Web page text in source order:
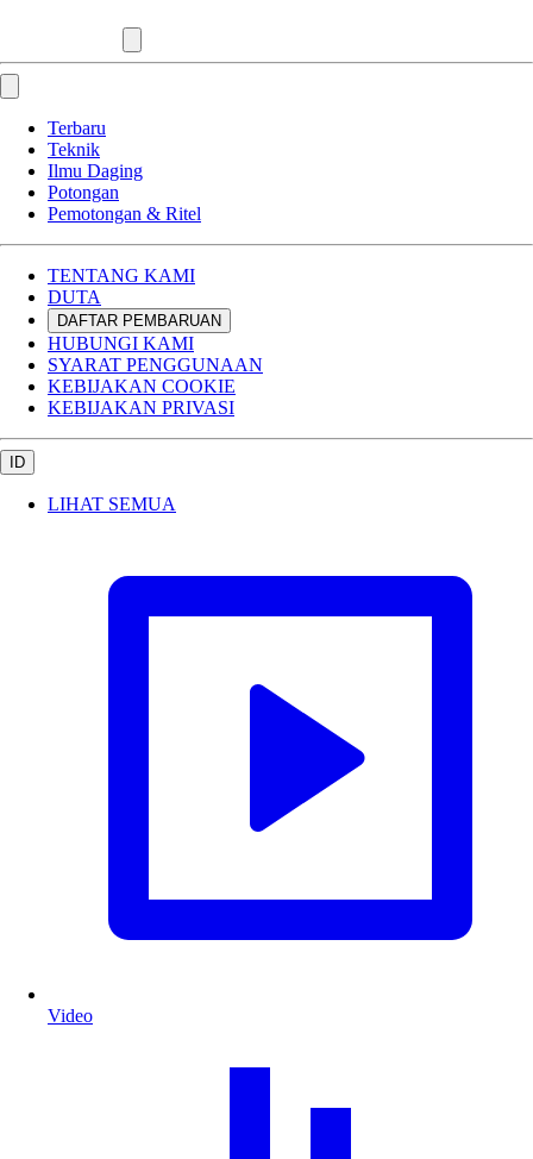
Terbaru
Teknik
Ilmu Daging
Potongan
Pemotongan & Ritel
TENTANG KAMI
DUTA
DAFTAR PEMBARUAN
HUBUNGI KAMI
SYARAT PENGGUNAAN
KEBIJAKAN COOKIE
KEBIJAKAN PRIVASI
ID
LIHAT SEMUA
Video